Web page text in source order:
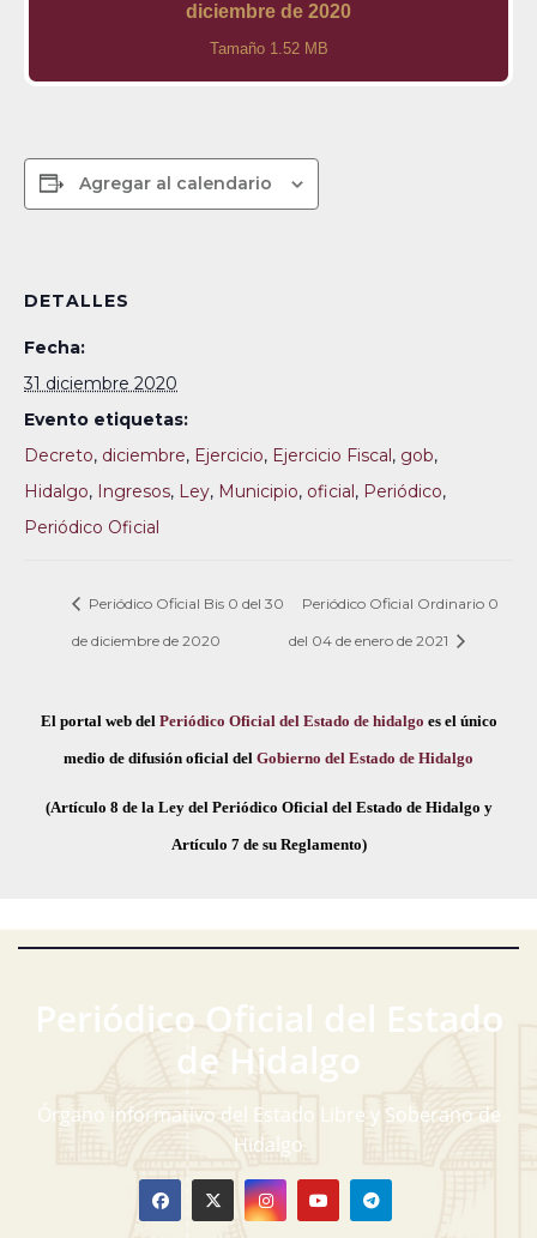
diciembre de 2020
Tamaño 1.52 MB
Agregar al calendario
DETALLES
Fecha:
31 diciembre 2020
Evento etiquetas:
Decreto, diciembre, Ejercicio, Ejercicio Fiscal, gob,
Hidalgo, Ingresos, Ley, Municipio, oficial, Periódico,
Periódico Oficial
Periódico Oficial Bis 0 del 30
de diciembre de 2020
Periódico Oficial Ordinario 0
del 04 de enero de 2021
El portal web del Periódico Oficial del Estado de hidalgo es el único
medio de difusión oficial del Gobierno del Estado de Hidalgo
(Artículo 8 de la Ley del Periódico Oficial del Estado de Hidalgo y
Artículo 7 de su Reglamento)
Periódico Oficial del Estado
de Hidalgo
Órgano informativo del Estado Libre y Soberano de
Hidalgo